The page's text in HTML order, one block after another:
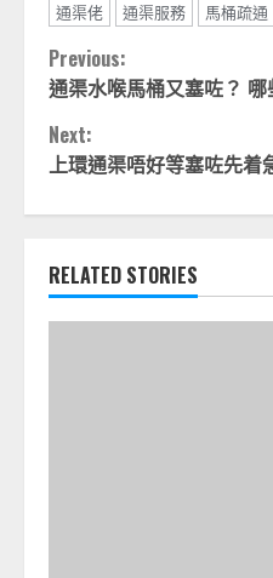
通渠佬
通渠服務 馬桶疏通
Continue
Reading
Previous:
通渠水喉馬桶又塞咗？
Next:
上環通渠唔好等塞咗先着
RELATED STORIES